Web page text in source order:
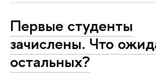
Первые студенты
зачислены. Что
остальных?